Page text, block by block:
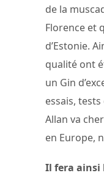
de la
Florence et
d’Estonie.
qualité ont
un Gin
essais,
Allan va
en Europe,
Il fera ainsi